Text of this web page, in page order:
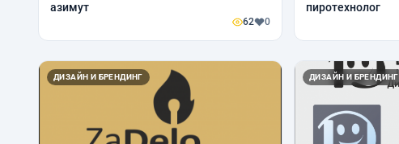
азимут
62 0
пиротехнолог
ДИЗАЙН И БРЕНДИНГ ДИЗАЙН И БРЕНДИНГ